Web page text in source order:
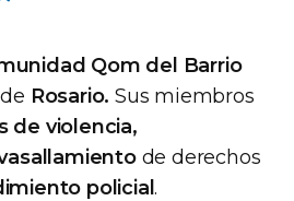
Qom del Barrio
Rosario. Sus miembros
de violencia,
de derechos
policial.